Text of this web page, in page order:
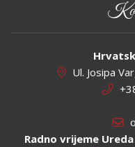
Ul. Josipa
Radno vrijeme